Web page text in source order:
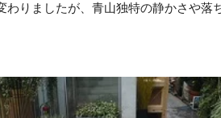
りましたが、青山独特の静かさや落